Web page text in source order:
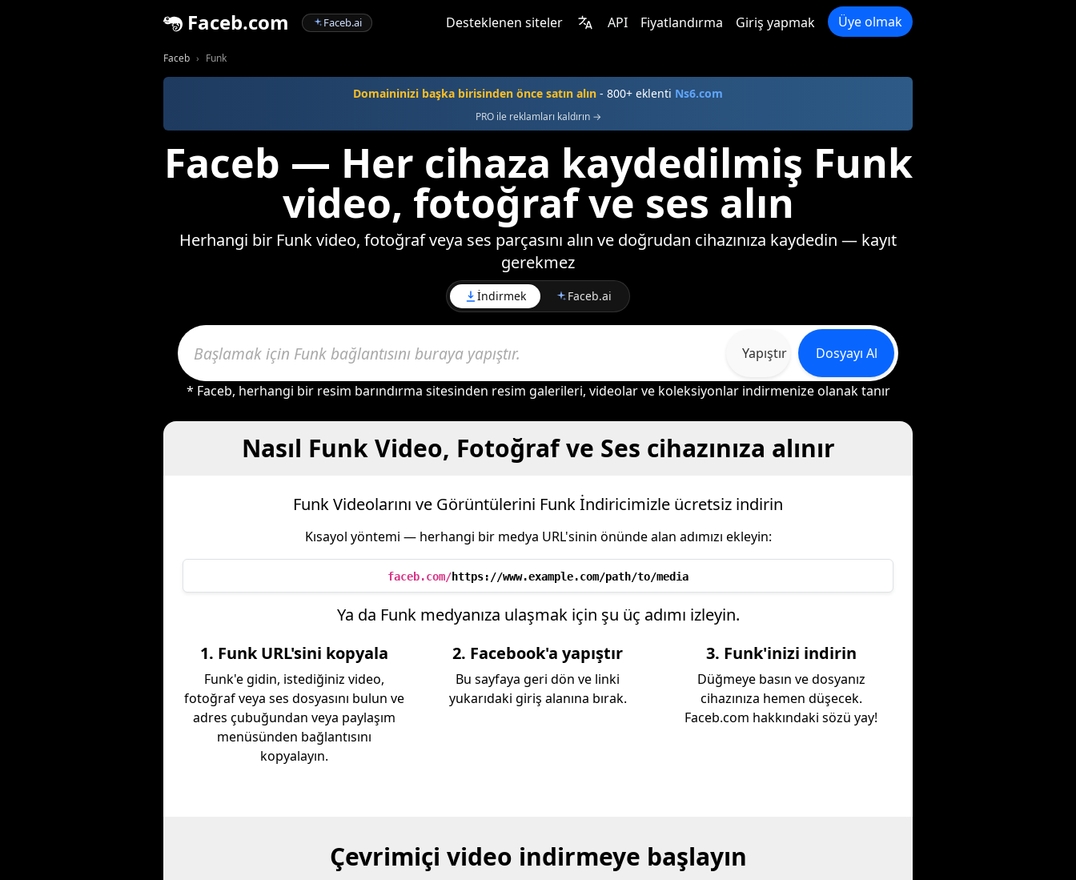
Faceb.com Faceb.ai Desteklenen siteler API Fiyatlandırma Giriş yapmak Üye olmak
Faceb Funk
Domaininizi başka birisinden önce satın alın - 800+ eklenti Ns6.com
PRO ile reklamları kaldırın →
Faceb — Her cihaza kaydedilmiş Funk
video, fotoğraf ve ses alın
Herhangi bir Funk video, fotoğraf veya ses parçasını alın ve doğrudan cihazınıza kaydedin — kayıt
gerekmez
İndirmek Faceb.ai
Yapıştır Dosyayı Al
* Faceb, herhangi bir resim barındırma sitesinden resim galerileri, videolar ve koleksiyonlar indirmenize olanak tanır
Nasıl Funk Video, Fotoğraf ve Ses cihazınıza alınır
Funk Videolarını ve Görüntülerini Funk İndiricimizle ücretsiz indirin
Kısayol yöntemi — herhangi bir medya URL'sinin önünde alan adımızı ekleyin:
faceb.com/https://www.example.com/path/to/media
Ya da Funk medyanıza ulaşmak için şu üç adımı izleyin.
1. Funk URL'sini kopyala
Funk'e gidin, istediğiniz video,
fotoğraf veya ses dosyasını bulun ve
adres çubuğundan veya paylaşım
menüsünden bağlantısını
kopyalayın.
2. Facebook'a yapıştır
Bu sayfaya geri dön ve linki
yukarıdaki giriş alanına bırak.
3. Funk'inizi indirin
Düğmeye basın ve dosyanız
cihazınıza hemen düşecek.
Faceb.com hakkındaki sözü yay!
Çevrimiçi video indirmeye başlayın